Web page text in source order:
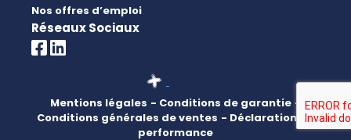
Nos offres d’emploi
Réseaux Sociaux
Mentions légales - Conditions de garantie -
Conditions générales de ventes - Déclaration de
performance